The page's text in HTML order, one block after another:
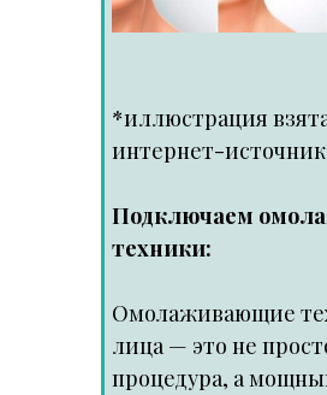
*иллюстрация
интернет-
Подключаем
техники:
Омолаживающие
лица — это не
процедура, а